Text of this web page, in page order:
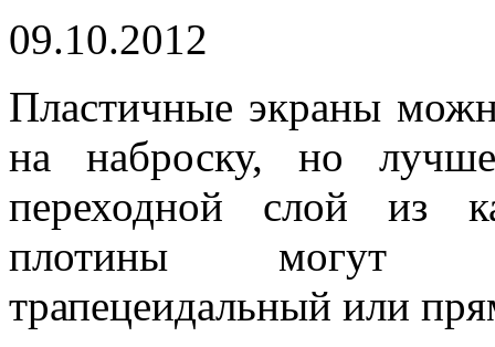
09.10.2012
Пластичные экраны
на наброску, но
переходной слой из
плотины могут
трапецеидальный или